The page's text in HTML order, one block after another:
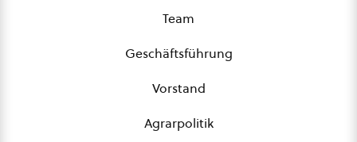
Team
Geschäftsführung
Vorstand
Agrarpolitik